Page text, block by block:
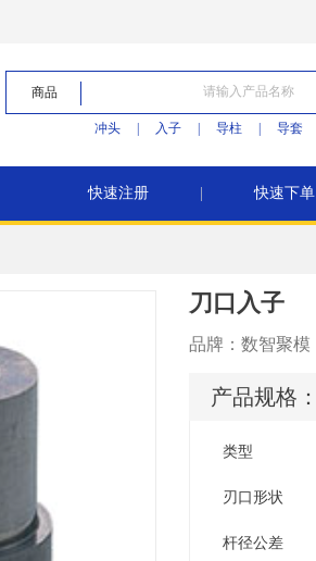
商品
冲头 入子 导柱 导套
快速注册 快速下单
刀口入子
品牌： 数智聚模
产品规格：
类型
刃口形状
杆径公差